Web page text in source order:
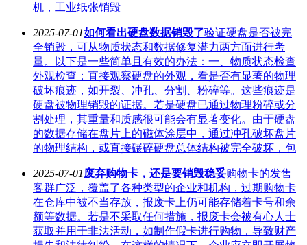
机，工业纸张销毁
2025-07-01如何看出硬盘数据销毁了验证硬盘是否被完
全销毁，可从物质状态和数据修复潜力两方面进行考
量。以下是一些简单且有效的办法：一、物质状态检查
外观检查：直接观察硬盘的外观，看是否有显著的物理
破坏痕迹，如开裂、冲孔、分割、粉碎等。这些痕迹是
硬盘被物理销毁的证据。若是硬盘已通过物理粉碎或分
割处理，其重量和质感很可能会有显著变化。由于硬盘
的数据存储在盘片上的磁体涂层中，通过冲孔破坏盘片
的物理结构，或直接碾碎硬盘总体结构被完全破坏，包
2025-07-01 废弃购物卡，还是要销毁稳妥购物卡的发售
客群广泛，覆盖了各种类型的企业和机构，过期购物卡
在仓库中被不当存放，报废卡上仍可能存储着卡号和余
额等数据。若是不采取任何措施，报废卡会被有心人士
获取并用于非法活动，如制作假卡进行购物，导致财产